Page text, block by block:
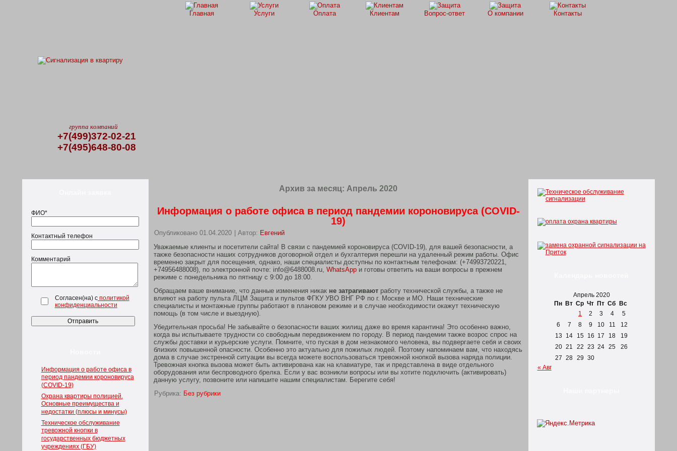
Главная Услуги Оплата Клиентам Вопрос-ответ О компании Контакты
группа компаний
+7(499)372-02-21
+7(495)648-80-08
ФИО*
Контактный телефон
Комментарий
Согласен(на) сполитикой
конфиденциальности
Информация о работе офиса в
период пандемии короновируса
(COVID-19)
Охрана квартиры полицией.
Основные преимущества и
недостатки (плюсы и минусы)
Техническое обслуживание
тревожной кнопки в
государственных бюджетных
учреждениях (ГБУ)
Архив за месяц: Апрель 2020
Информация о работе офиса в период пандемии короновируса (COVID-
19)
Опубликовано 01.04.2020 Автор: Евгений
Уважаемые клиенты и посетители сайта! В связи с пандемией короновируса (COVID-19), для вашей безопасности, а
также безопасности наших сотрудников договорной отдел и бухгалтерия перешли на удаленный режим работы. Офис
временно закрыт для посещения, однако, наши специалисты доступны по контактным телефонам: (+74993720221,
+74956488008), по электронной почте: info@6488008.ru, WhatsAppи готовы ответить на ваши вопросы в прежнем
режиме с понедельника по пятницу с 9:00 до 18:00.
Обращаем ваше внимание, что данные изменения никак не затрагиваютработу технической службы, а также не
влияют на работу пульта ЛЦМ Защита и пультов ФГКУ УВО ВНГ РФ по г. Москве и МО. Наши технические
специалисты и монтажные группы работают в плановом режиме и в случае необходимости окажут техническую
помощь (в том числе и выездную).
Убедительная просьба! Не забывайте о безопасности ваших жилищ даже во время карантина! Это особенно важно,
когда вы испытываете трудности со свободным передвижением по городу. В период пандемии также возрос спрос на
службы доставки и курьерские услуги. Помните, что пуская в дом незнакомого человека, вы подвергаете себя и своих
близких повышенной опасности. Особенно это актуально для пожилых людей. Поэтому напоминаем вам, что находясь
дома в случае экстренной ситуации вы всегда можете воспользоваться тревожной кнопкой вызова наряда полиции.
Тревожная кнопка вызова может быть активирована как на клавиатуре, так и представлена в виде отдельного
оборудования или беспроводного брелка. Если у вас возникли вопросы или вы хотите подключить (активировать)
данную услугу, позвоните или напишите нашим специалистам. Берегите себя!
Рубрика: Без рубрики
Апрель 2020
Пн
Вт Ср Чт Пт Сб
Вс
1
2 3 4
5
6
7 8 9 10 11
12
13
14 15 16 17 18
19
20 21 22 23 24 25
26
27 28 29 30
« Авг